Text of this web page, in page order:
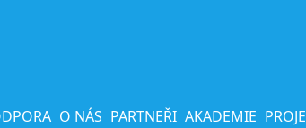
O NÁS PARTNEŘI AKADEMIE